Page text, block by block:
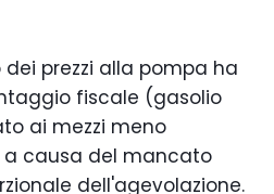
prezzi alla pompa ha
fiscale (gasolio
ai mezzi meno
a causa del mancato
dell'agevolazione.